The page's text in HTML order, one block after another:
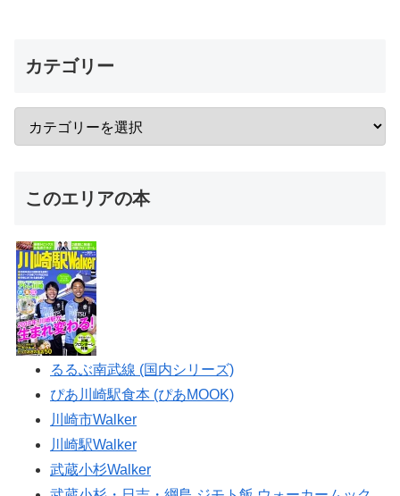
カテゴリー
このエリアの本
るるぶ南武線 (国内シリーズ)
ぴあ川崎駅食本 (ぴあMOOK)
川崎市Walker
川崎駅Walker
武蔵小杉Walker